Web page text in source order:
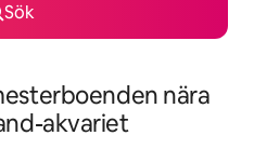
Sök
nära
akvariet